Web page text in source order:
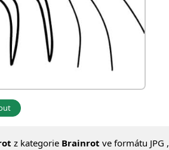
z kategorie Brainrot ve formátu JPG ,